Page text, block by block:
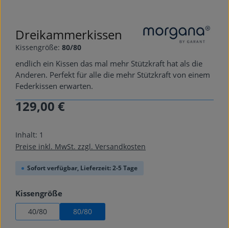
Dreikammerkissen
Kissengröße: 80/80
endlich ein Kissen das mal mehr Stützkraft hat als die
Anderen. Perfekt für alle die mehr Stützkraft von einem
Federkissen erwarten.
Regulärer Preis:
129,00 €
Inhalt: 1
Preise inkl. MwSt. zzgl. Versandkosten
Sofort verfügbar, Lieferzeit: 2-5 Tage
Kissengröße
40/80 80/80